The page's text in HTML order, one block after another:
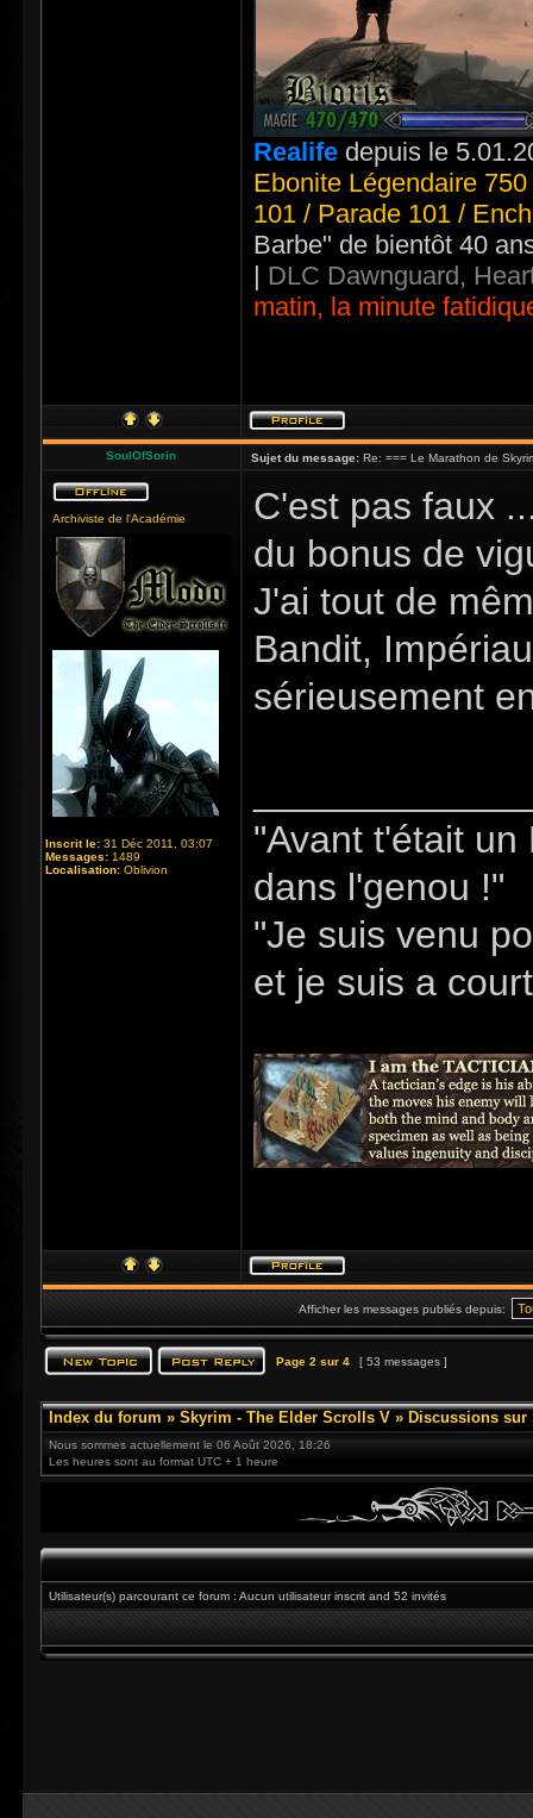
Realife depuis le
Ebonite Légendaire
101 / Parade 101 /
Barbe" de bientôt 40
| DLC Dawnguard,
matin, la minute
SoulOfSorin Sujet du message: Re: === Le Marathon de
Archiviste de l'Académie
Inscrit le: 31 Déc 2011, 03:07
Messages: 1489
Localisation: Oblivion
C'est pas faux
du bonus de
J'ai tout de
Bandit,
sérieusement
"Avant t'était
dans l'genou !"
"Je suis venu
et je suis a
Afficher les messages publiés depuis:
Page 2 sur 4 [ 53 messages ]
Index du forum » Skyrim - The Elder Scrolls V » Discussions sur
Nous sommes actuellement le 06 Août 2026, 18:26
Les heures sont au format UTC + 1 heure
Utilisateur(s) parcourant ce forum : Aucun utilisateur inscrit and 52 invités